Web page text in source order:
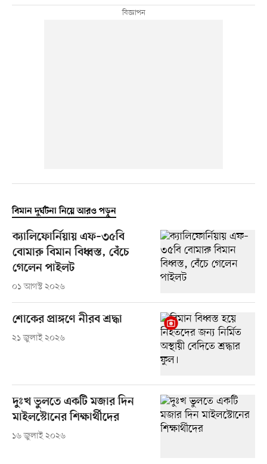
বিমান দুর্ঘটনা নিয়ে আরও পড়ুন
ক্যালিফোর্নিয়ায় এফ–৩৫বি
বোমারু বিমান বিধ্বস্ত, বেঁচে
গেলেন পাইলট
০১ আগস্ট ২০২৬
শোকের প্রাঙ্গণে নীরব শ্রদ্ধা
২১ জুলাই ২০২৬
দুঃখ ভুলতে একটি মজার দিন
মাইলস্টোনের শিক্ষার্থীদের
১৬ জুলাই ২০২৬